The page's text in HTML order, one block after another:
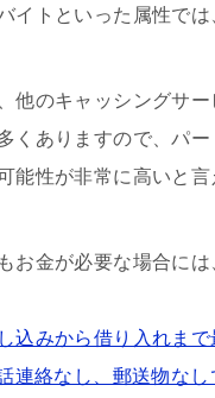
イトといった属性で
他のキャッシングサ
くありますので、パ
能性が非常に高いと言
お金が必要な場合に
込みから借り入れま
連絡なし、郵送物な